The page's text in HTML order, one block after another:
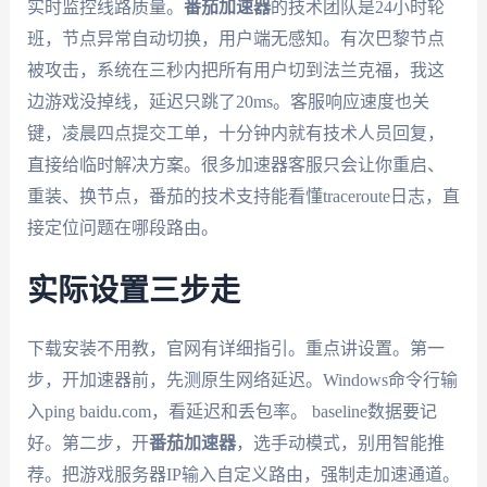
实时监控线路质量。 番茄加速器的技术团队是24小时轮
班，节点异常自动切换，用户端无感知。有次巴黎节点
被攻击，系统在三秒内把所有用户切到法兰克福，我这
边游戏没掉线，延迟只跳了20ms。客服响应速度也关
键，凌晨四点提交工单，十分钟内就有技术人员回复，
直接给临时解决方案。很多加速器客服只会让你重启、
重装、换节点，番茄的技术支持能看懂traceroute日志，直
接定位问题在哪段路由。
实际设置三步走
下载安装不用教，官网有详细指引。重点讲设置。第一
步，开加速器前，先测原生网络延迟。Windows命令行输
入ping baidu.com，看延迟和丢包率。 baseline数据要记
好。第二步，开番茄加速器，选手动模式，别用智能推
荐。把游戏服务器IP输入自定义路由，强制走加速通道。